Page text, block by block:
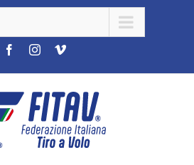
FacebookInstagramVimeo